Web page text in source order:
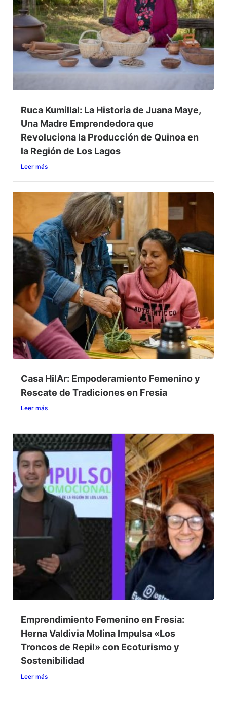
Ruca Kumillal: La Historia de Juana Maye,
Una Madre Emprendedora que
Revoluciona la Producción de Quinoa en
la Región de Los Lagos
Leer más
Casa HilAr: Empoderamiento Femenino y
Rescate de Tradiciones en Fresia
Leer más
Emprendimiento Femenino en Fresia:
Herna Valdivia Molina Impulsa «Los
Troncos de Repil» con Ecoturismo y
Sostenibilidad
Leer más